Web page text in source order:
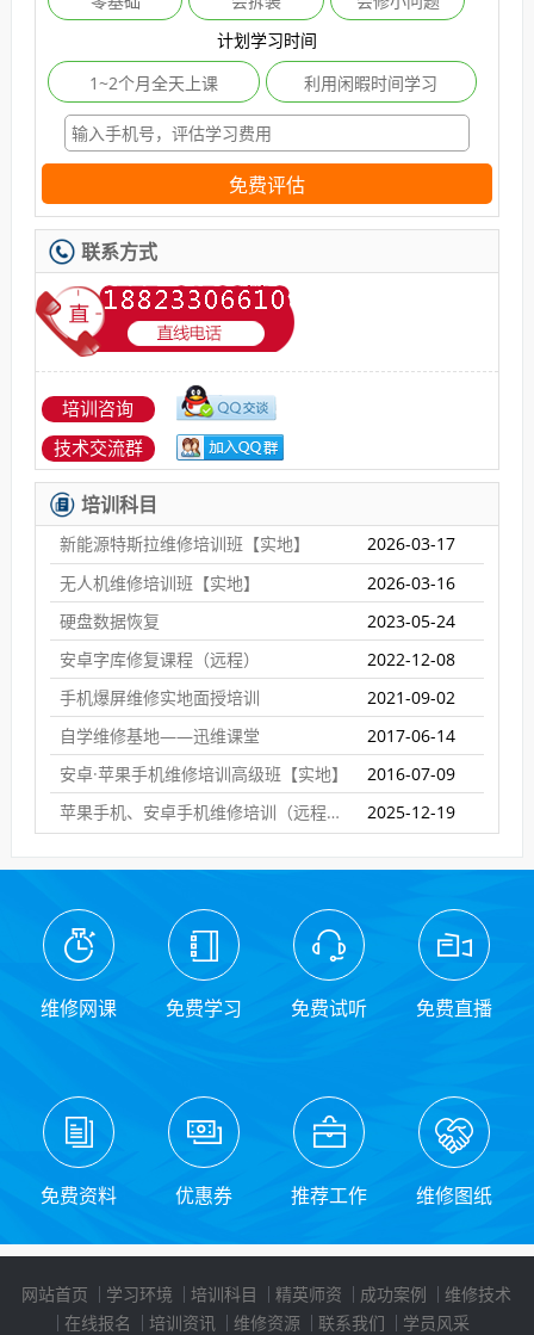
计划学习时间
1~2个月全天上课
利用闲暇时间学习
免费评估
联系方式
培训咨询
技术交流群
培训科目
新能源特斯拉维修培训班【实地】
2026-03-17
无人机维修培训班【实地】
2026-03-16
硬盘数据恢复
2023-05-24
安卓字库修复课程（远程）
2022-12-08
手机爆屏维修实地面授培训
2021-09-02
自学维修基地——迅维课堂
2017-06-14
安卓·苹果手机维修培训高级班【实地】
2016-07-09
苹果手机、安卓手机维修培训（远程网络班）
2025-12-19
维修网课 免费学习 免费试听 免费直播
免费资料 优惠券 推荐工作 维修图纸
网站首页 学习环境 培训科目 精英师资 成功案例
维修技术
在线报名
培训资讯 维修资源 联系我们 学员风采